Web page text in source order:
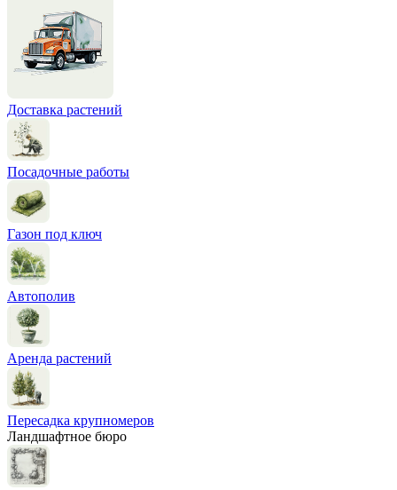
Доставка растений
Посадочные работы
Газон под ключ
Автополив
Аренда растений
Пересадка крупномеров
Ландшафтное бюро